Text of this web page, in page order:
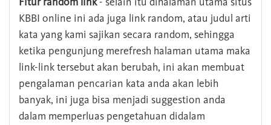
KBBI online ini ada juga link random, atau judul arti
kata yang kami sajikan secara random, sehingga
ketika pengunjung merefresh halaman utama maka
link-link tersebut akan berubah, ini akan membuat
pengalaman pencarian kata anda akan lebih
banyak, ini juga bisa menjadi suggestion anda
dalam memperluas pengetahuan didalam